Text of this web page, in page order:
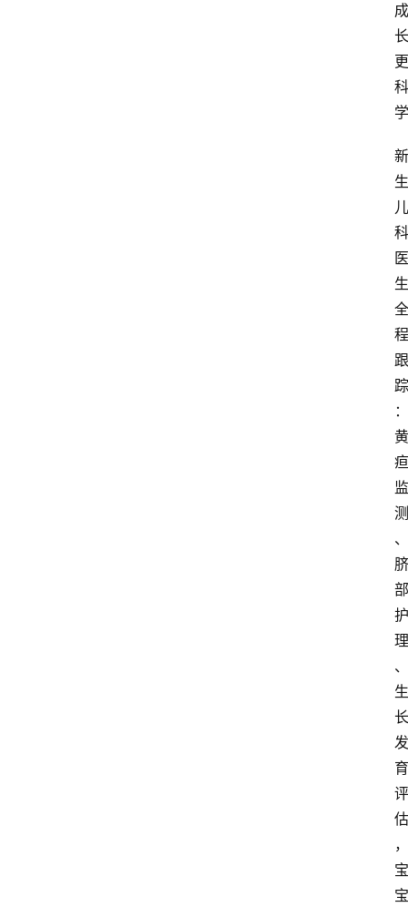
成
长
更
科
学
新
生
儿
科
医
生
全
程
跟
踪
：
黄
疸
监
测
、
脐
部
护
理
、
生
长
发
育
评
估
，
宝
宝